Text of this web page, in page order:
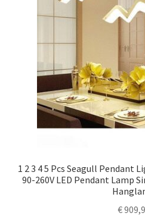
1 2 3 4 5 Pcs Seagull Pendant
90-260V LED Pendant Lamp
€